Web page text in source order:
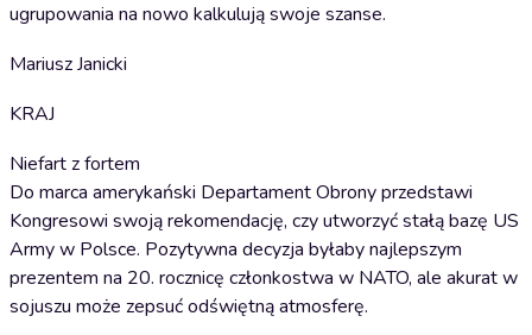
ugrupowania na nowo kalkulują swoje szanse.
Mariusz Janicki
KRAJ
Niefart z fortem
Do marca amerykański Departament Obrony przedstawi
Kongresowi swoją rekomendację, czy utworzyć stałą bazę US
Army w Polsce. Pozytywna decyzja byłaby najlepszym
prezentem na 20. rocznicę członkostwa w NATO, ale akurat w
sojuszu może zepsuć odświętną atmosferę.